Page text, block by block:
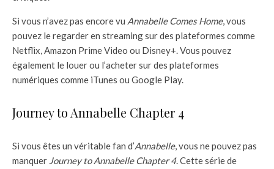
Si vous n’avez pas encore vu Annabelle Comes Home, vous
pouvez le regarder en streaming sur des plateformes comme
Netflix, Amazon Prime Video ou Disney+. Vous pouvez
également le louer ou l’acheter sur des plateformes
numériques comme iTunes ou Google Play.
Journey to Annabelle Chapter 4
Si vous êtes un véritable fan d’Annabelle, vous ne pouvez pas
manquer Journey to Annabelle Chapter 4. Cette série de